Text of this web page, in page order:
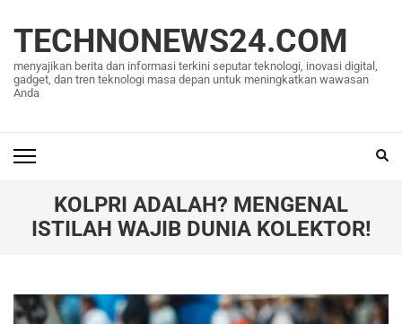
konten
(Tekan
Enter)
TECHNONEWS24.COM
menyajikan berita dan informasi terkini seputar teknologi, inovasi digital,
gadget, dan tren teknologi masa depan untuk meningkatkan wawasan
Anda
KOLPRI ADALAH? MENGENAL
ISTILAH WAJIB DUNIA KOLEKTOR!